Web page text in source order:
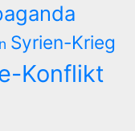
Syrien-Krieg
Konflikt